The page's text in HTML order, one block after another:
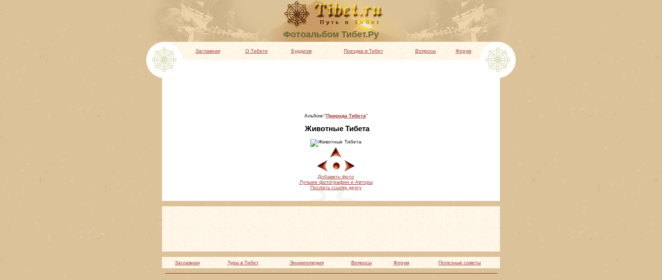
Фотоальбом Тибет.Ру
Заглавная О Тибете Буддизм Поездка в Тибет Вопросы Форум
Альбом:"Природа Тибета"
Животные Тибета
Добавить фото
Лучшие фотографии и Авторы
Послать ссылку другу
Заглавная Туры в Тибет Энциклопедия Вопросы Форум Полезные советы